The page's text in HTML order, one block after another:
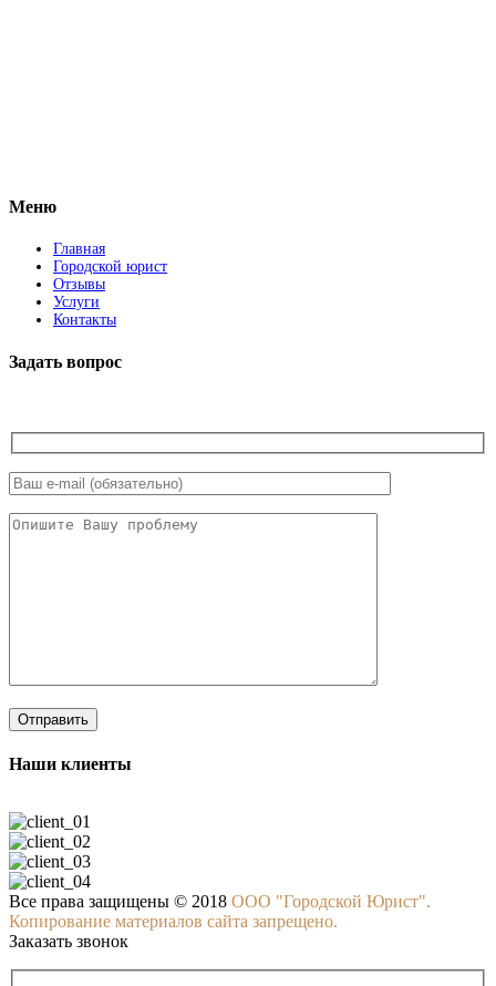
Меню
Главная
Городской юрист
Отзывы
Услуги
Контакты
Задать вопрос
Наши клиенты
Все права защищены © 2018 ООО "Городской Юрист".
Копирование материалов сайта запрещено.
Заказать звонок